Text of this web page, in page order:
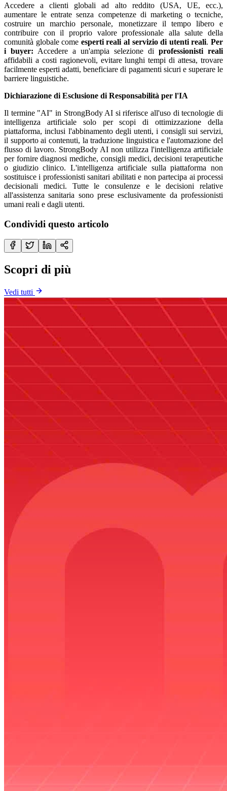
Accedere a clienti globali ad alto reddito (USA, UE, ecc.),
aumentare le entrate senza competenze di marketing o tecniche,
costruire un marchio personale, monetizzare il tempo libero e
contribuire con il proprio valore professionale alla salute della
comunità globale come esperti reali al servizio di utenti reali.Per
i buyer: Accedere a un'ampia selezione di professionisti reali
affidabili a costi ragionevoli, evitare lunghi tempi di attesa, trovare
facilmente esperti adatti, beneficiare di pagamenti sicuri e superare le
barriere linguistiche.
Dichiarazione di Esclusione di Responsabilità per l'IA
Il termine "AI" in StrongBody AI si riferisce all'uso di tecnologie di
intelligenza artificiale solo per scopi di ottimizzazione della
piattaforma, inclusi l'abbinamento degli utenti, i consigli sui servizi,
il supporto ai contenuti, la traduzione linguistica e l'automazione del
flusso di lavoro. StrongBody AI non utilizza l'intelligenza artificiale
per fornire diagnosi mediche, consigli medici, decisioni terapeutiche
o giudizio clinico. L'intelligenza artificiale sulla piattaforma non
sostituisce i professionisti sanitari abilitati e non partecipa ai processi
decisionali medici. Tutte le consulenze e le decisioni relative
all'assistenza sanitaria sono prese esclusivamente da professionisti
umani reali e dagli utenti.
Condividi questo articolo
Scopri di più
Vedi tutti